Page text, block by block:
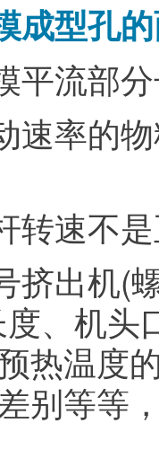
成型孔
平流部
速率的
转速不
挤出机(
、机
热温度
别等等